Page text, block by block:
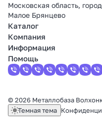
Московская область,
Малое Брянцево
Каталог
Компания
Информация
Помощь
© 2026 Металлобаза
Темная тема